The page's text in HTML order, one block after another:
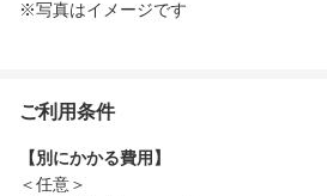
※写真はイメージです
ご利用条件
【別にかかる費用】
＜任意＞